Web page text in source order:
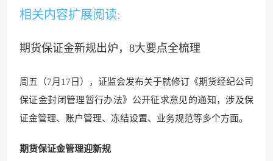
相关内容扩展阅读:
期货保证金新规出炉，8大要点全梳理
周五（7月17日），证监会发布关于就修订《期货经纪公司
保证金封闭管理暂行办法》公开征求意见的通知，涉及保
证金管理、账户管理、冻结设置、业务规范等多个方面。
期货保证金管理迎新规